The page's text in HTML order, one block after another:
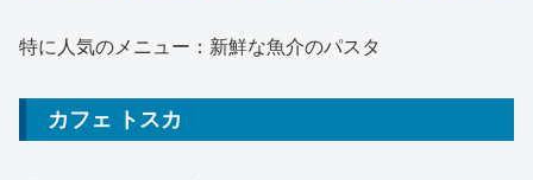
特に人気のメニュー：新鮮な魚介のパスタ
カフェ トスカ